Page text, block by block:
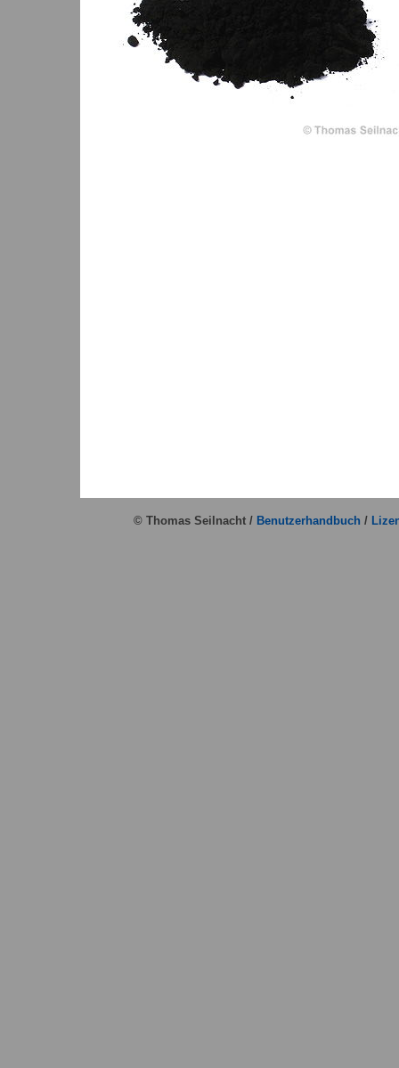
© Thomas Seilnacht / Benutzerhandbuch /